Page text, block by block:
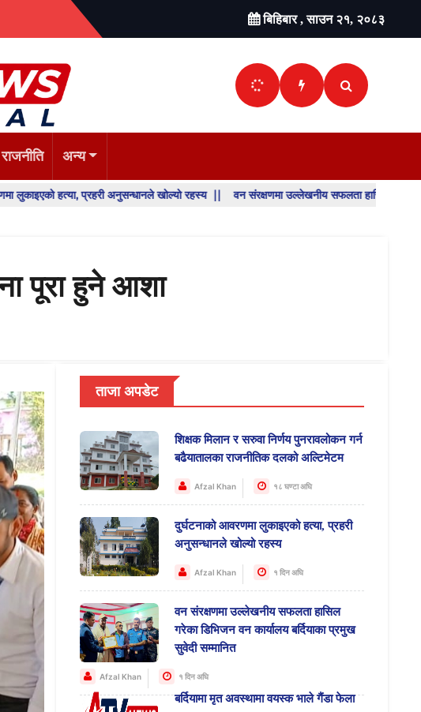
बिहिबार , साउन २१, २०८३
राजनीति अन्य
प्रहरी अनुसन्धानले खोल्यो रहस्य ||वन संरक्षणमा उल्लेखनीय सफलता हासिल गरेका डिभिजन वन
पूरा हुने आशा
ताजा अपडेट
शिक्षक मिलान र सरुवा निर्णय पुनरावलोकन गर्न
बढैयातालका राजनीतिक दलको अल्टिमेटम
Afzal Khan १८ घण्टा अघि
दुर्घटनाको आवरणमा लुकाइएको हत्या, प्रहरी
अनुसन्धानले खोल्यो रहस्य
Afzal Khan १ दिन अघि
वन संरक्षणमा उल्लेखनीय सफलता हासिल
गरेका डिभिजन वन कार्यालय बर्दियाका प्रमुख
सुवेदी सम्मानित
Afzal Khan १ दिन अघि
बर्दियामा मृत अवस्थामा वयस्क भाले गैंडा फेला